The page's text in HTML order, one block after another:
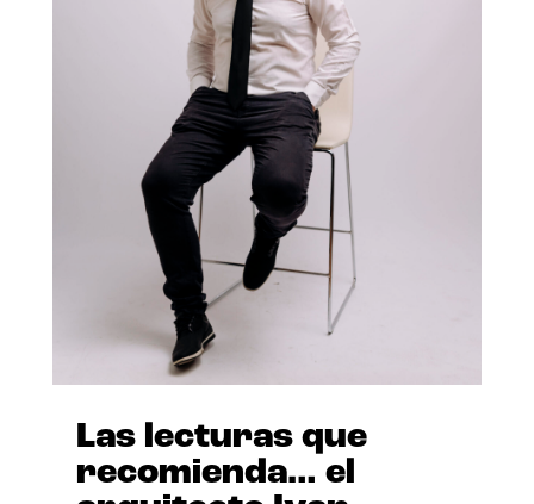
Las lecturas que
recomienda… el